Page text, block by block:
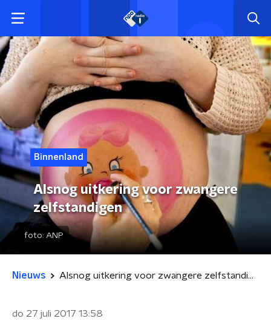
Binnenland
Alsnog uitkering voor zwangere
zelfstandigen
foto: ANP
Nieuws Alsnog uitkering voor zwangere zelfstandigen
do 27 juli 2017 13:58